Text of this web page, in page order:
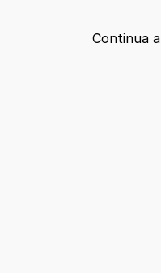
Continua